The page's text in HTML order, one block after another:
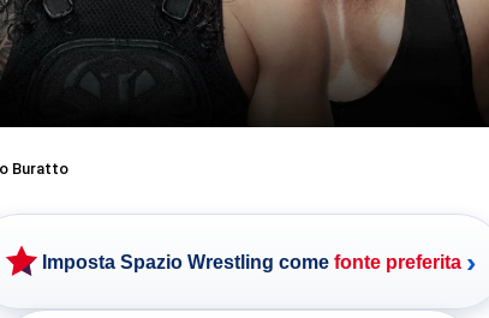
Buratto
Imposta Spazio Wrestling come fonte preferita ›